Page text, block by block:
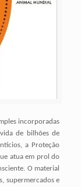
incorporadas
de bilhões de
a Proteção
atua em prol do
O material
supermercados e